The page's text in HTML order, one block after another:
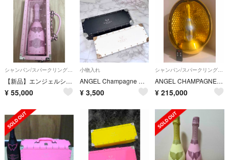
シャンパン/スパークリングワイン
【新品】エンジェルシャンパン ドゥミセック ロゼ
¥ 55,000
小物入れ
ANGEL Champagne エンジェル 白 黒 空箱
¥ 3,500
シャンパン/スパークリングワイン
ANGEL CHAMPAGNE Vintage2008 Gold Egg 箱付き
¥ 215,000